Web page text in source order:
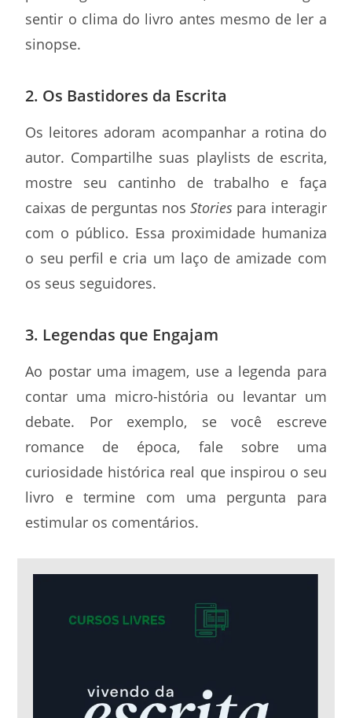
sentir o clima do livro antes mesmo de ler a
sinopse.
2. Os Bastidores da Escrita
Os leitores adoram acompanhar a rotina do
autor. Compartilhe suas playlists de escrita,
mostre seu cantinho de trabalho e faça
caixas de perguntas nosStories para interagir
com o público. Essa proximidade humaniza
o seu perfil e cria um laço de amizade com
os seus seguidores.
3. Legendas que Engajam
Ao postar uma imagem, use a legenda para
contar uma micro-história ou levantar um
debate. Por exemplo, se você escreve
romance de época, fale sobre uma
curiosidade histórica real que inspirou o seu
livro e termine com uma pergunta para
estimular os comentários.